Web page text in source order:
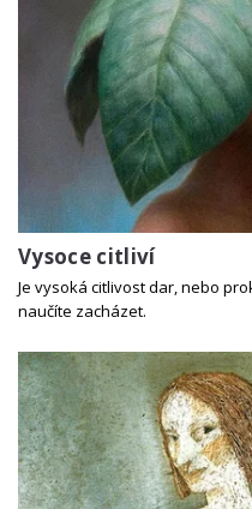
Vysoce citliví
Je vysoká citlivost dar, nebo
naučíte zacházet.